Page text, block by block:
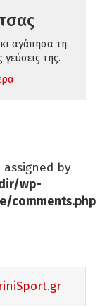
αγάπησα τη
της.
by
wp-
comments.php